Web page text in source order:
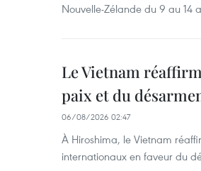
Nouvelle-Zélande du 9 au 14
Le Vietnam
paix et du
06/08/2026 02:47
À Hiroshima, le Vietnam
internationaux en faveur du